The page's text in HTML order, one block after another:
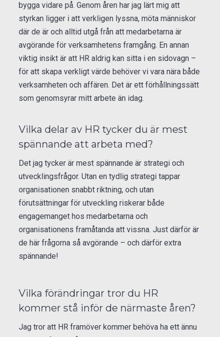
bygga vidare på. Genom åren har jag lärt mig att
styrkan ligger i att verkligen lyssna, möta människor
där de är och alltid utgå från att medarbetarna är
avgörande för verksamhetens framgång. En annan
viktig insikt är att HR aldrig kan sitta i en sidovagn –
för att skapa verkligt värde behöver vi vara nära både
verksamheten och affären. Det är ett förhållningssätt
som genomsyrar mitt arbete än idag.
Vilka delar av HR tycker du är mest
spännande att arbeta med?
Det jag tycker är mest spännande är strategi och
utvecklingsfrågor. Utan en tydlig strategi tappar
organisationen snabbt riktning, och utan
förutsättningar för utveckling riskerar både
engagemanget hos medarbetarna och
organisationens framåtanda att vissna. Just därför är
de här frågorna så avgörande – och därför extra
spännande!
Vilka förändringar tror du HR
kommer stå inför de närmaste åren?
Jag tror att HR framöver kommer behöva ha ett ännu